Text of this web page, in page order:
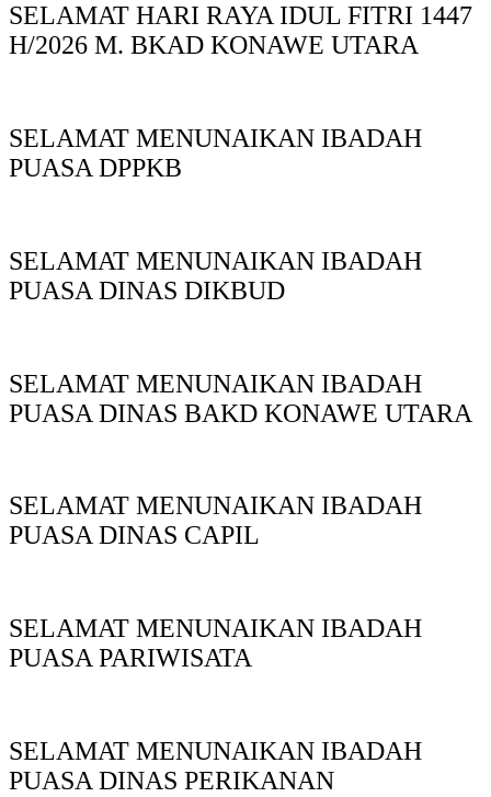
SELAMAT HARI RAYA IDUL FITRI 1447
H/2026 M. BKAD KONAWE UTARA
SELAMAT MENUNAIKAN IBADAH
PUASA DPPKB
SELAMAT MENUNAIKAN IBADAH
PUASA DINAS DIKBUD
SELAMAT MENUNAIKAN IBADAH
PUASA DINAS BAKD KONAWE UTARA
SELAMAT MENUNAIKAN IBADAH
PUASA DINAS CAPIL
SELAMAT MENUNAIKAN IBADAH
PUASA PARIWISATA
SELAMAT MENUNAIKAN IBADAH
PUASA DINAS PERIKANAN